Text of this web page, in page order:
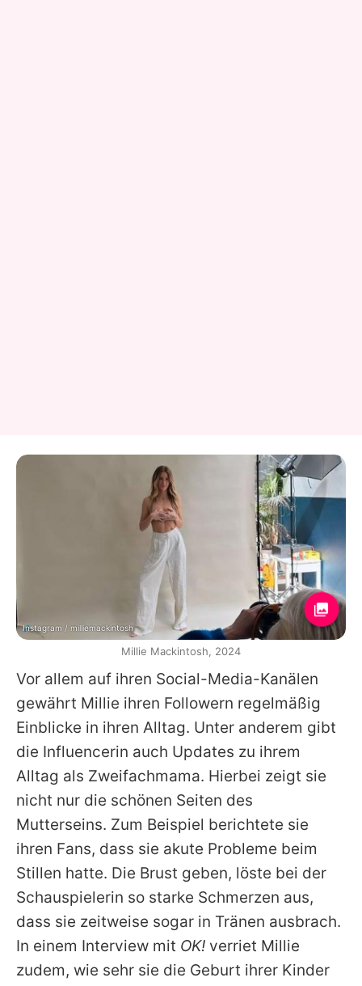
Vor allem auf ihren Social-Media-Kanälen
gewährt Millie ihren Followern regelmäßig
Einblicke in ihren Alltag. Unter anderem gibt
die Influencerin auch Updates zu ihrem
Alltag als Zweifachmama. Hierbei zeigt sie
nicht nur die schönen Seiten des
Mutterseins. Zum Beispiel berichtete sie
ihren Fans, dass sie akute Probleme beim
Stillen hatte. Die Brust geben, löste bei der
Schauspielerin so starke Schmerzen aus,
dass sie zeitweise sogar in Tränen ausbrach.
In einem Interview mit OK! verriet Millie
zudem, wie sehr sie die Geburt ihrer Kinder
Instagram / milliemackintosh
Millie Mackintosh, 2024